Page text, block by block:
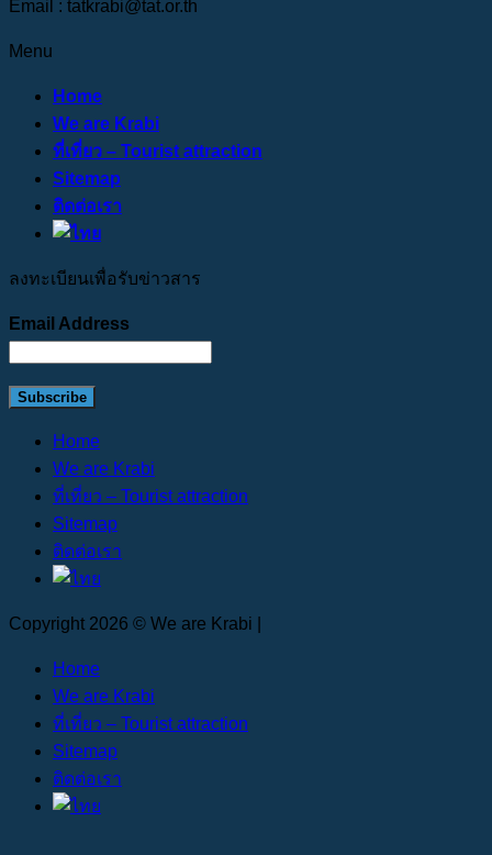
Email : tatkrabi@tat.or.th
Menu
Home
We are Krabi
ที่เที่ยว – Tourist attraction
Sitemap
ติดต่อเรา
ลงทะเบียนเพื่อรับข่าวสาร
Email Address
Home
We are Krabi
ที่เที่ยว – Tourist attraction
Sitemap
ติดต่อเรา
Copyright 2026 © We are Krabi |
Home
We are Krabi
ที่เที่ยว – Tourist attraction
Sitemap
ติดต่อเรา